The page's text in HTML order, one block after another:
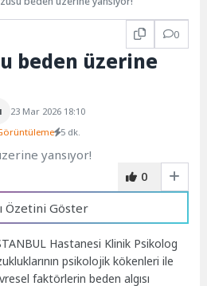
0
beden üzerine
23 Mar 2026 18:10
5 dk.
0
Özetini Göster
Hastanesi Klinik Psikolog
psikolojik kökenleri ile
faktörlerin beden algısı